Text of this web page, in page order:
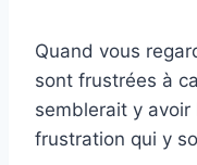
Quand vous
sont frustrées à
semblerait y
frustration qui y